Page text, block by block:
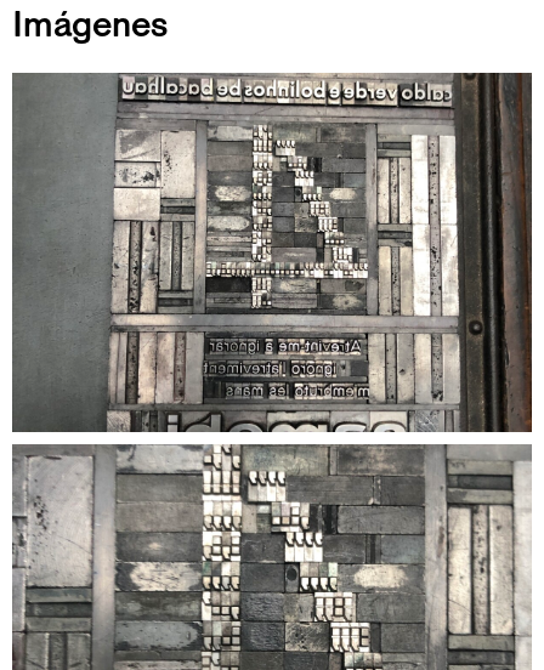
Imágenes